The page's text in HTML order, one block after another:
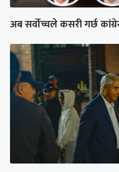
अब सर्वोच्चले कसरी गर्छ